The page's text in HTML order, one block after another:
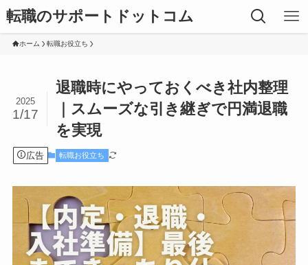
転職のサポートドットコム
ホーム 転職お役立ち
退職時にやっておくべき社内整理
｜スムーズな引き継ぎで円満退職
を実現
2025
1/17
広告 転職お役立ち